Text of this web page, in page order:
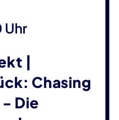
|
Chasing
Die